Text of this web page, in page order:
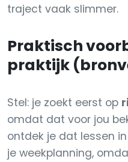
traject vaak slimmer.
Praktisch
praktijk
Stel: je zoekt eerst op
omdat dat voor jou
ontdek je dat lessen
je weekplanning,